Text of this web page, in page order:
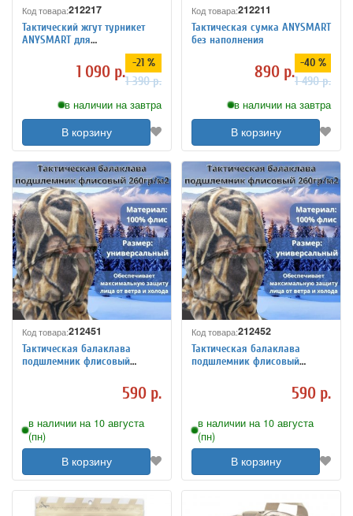
Код товара:212217
Тактический жгут турникет
ANYSMART для
экстремальных условий
1 090 р. -21 %
1 390 р.
в наличии на завтра
В корзину
Код товара:212211
Тактическая сумка ANYSMART
без наполнения
890 р. -40 %
1 490 р.
в наличии на завтра
В корзину
Код товара:212451
Тактическая балаклава
подшлемник флисовый
590 р.
в наличии на 10 августа
(пн)
В корзину
Код товара:212452
Тактическая балаклава
подшлемник флисовый
590 р.
в наличии на 10 августа
(пн)
В корзину